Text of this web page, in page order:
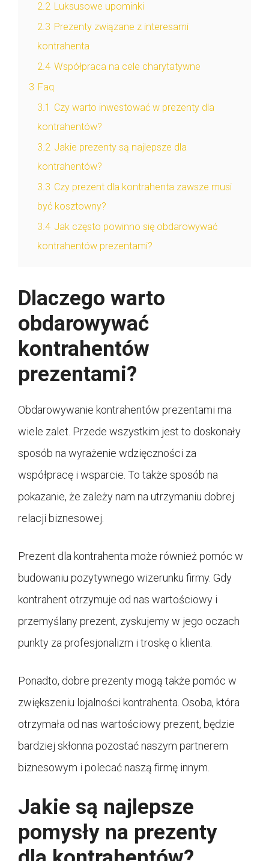
2.2 Luksusowe upominki
2.3 Prezenty związane z interesami
kontrahenta
2.4 Współpraca na cele charytatywne
3 Faq
3.1 Czy warto inwestować w prezenty dla
kontrahentów?
3.2 Jakie prezenty są najlepsze dla
kontrahentów?
3.3 Czy prezent dla kontrahenta zawsze musi
być kosztowny?
3.4 Jak często powinno się obdarowywać
kontrahentów prezentami?
Dlaczego warto
obdarowywać
kontrahentów
prezentami?
Obdarowywanie kontrahentów prezentami ma
wiele zalet. Przede wszystkim jest to doskonały
sposób na wyrażenie wdzięczności za
współpracę i wsparcie. To także sposób na
pokazanie, że zależy nam na utrzymaniu dobrej
relacji biznesowej.
Prezent dla kontrahenta może również pomóc w
budowaniu pozytywnego wizerunku firmy. Gdy
kontrahent otrzymuje od nas wartościowy i
przemyślany prezent, zyskujemy w jego oczach
punkty za profesjonalizm i troskę o klienta.
Ponadto, dobre prezenty mogą także pomóc w
zwiększeniu lojalności kontrahenta. Osoba, która
otrzymała od nas wartościowy prezent, będzie
bardziej skłonna pozostać naszym partnerem
biznesowym i polecać naszą firmę innym.
Jakie są najlepsze
pomysły na prezenty